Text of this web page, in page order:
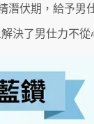
伏期，給予男
決了男仕力不從